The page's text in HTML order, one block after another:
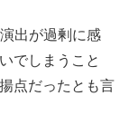
出が過剰に感
でしまうこと
点だったとも言